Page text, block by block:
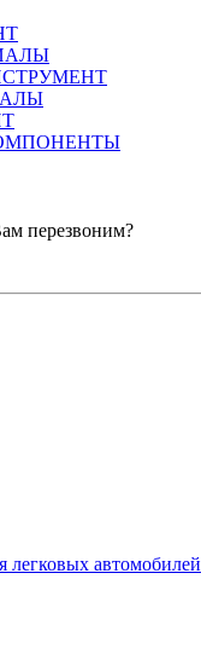
перезвоним?
легковых автомобилей